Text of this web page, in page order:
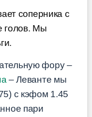
соперника с
голов. Мы
фору –
– Леванте мы
с кэфом 1.45
пари